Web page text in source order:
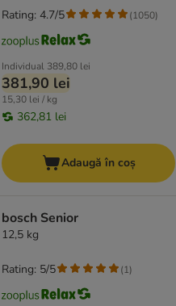
Individual 389,80 lei
381,90 lei
15,30 lei / kg
362,81 lei
Rating: 4.7/5 (1050)
Adaugă în coș
bosch Senior
12,5 kg
Rating: 5/5 (1)